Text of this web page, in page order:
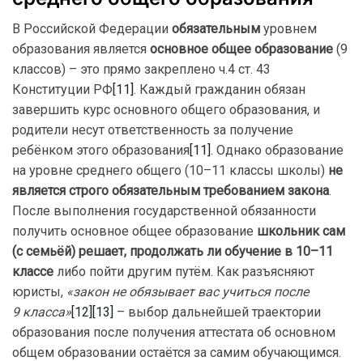
В Российской Федерации обязательным уровнем
образования является основное общее образование (9
классов) – это прямо закреплено ч.4 ст. 43
Конституции РФ[11]. Каждый гражданин обязан
завершить курс основного общего образования, и
родители несут ответственность за получение
ребёнком этого образования[11]. Однако образование
на уровне среднего общего (10–11 классы школы) не
является строго обязательным требованием закона.
После выполнения государственной обязанности
получить основное общее образование школьник сам
(с семьёй) решает, продолжать ли обучение в 10–11
классе либо пойти другим путём. Как разъясняют
юристы, «закон не обязывает вас учиться после
9 класса»[12] [13] – выбор дальнейшей траектории
образования после получения аттестата об основном
общем образовании остаётся за самим обучающимся.